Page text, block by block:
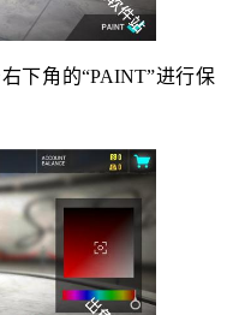
下角的“PAINT”进行保